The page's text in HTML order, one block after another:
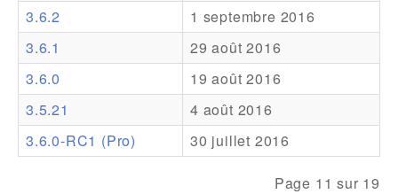
Support
Forum
3.6.2
1 septembre 2016
3.6.1
29 août 2016
3.6.0
19 août 2016
3.5.21
4 août 2016
3.6.0-RC1 (Pro)
30 juillet 2016
Page 11 sur 19